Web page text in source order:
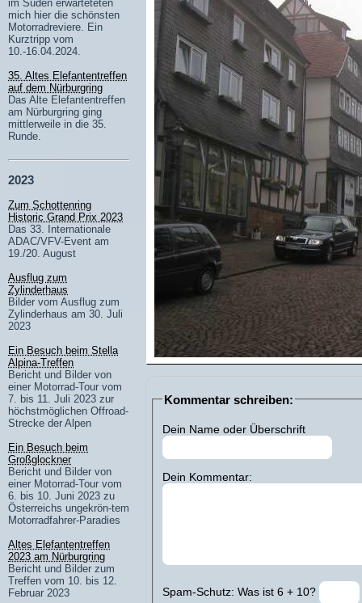
im Süden erwarteteten
mich hier die schönsten
Motorradreviere. Ein
Kurztripp vom
10.-16.04.2024.
35. Altes Elefantentreffen
auf dem Nürburgring
Das Alte Elefantentreffen
am Nürburgring ging
mittlerweile in die 35.
Runde.
2023
Zum Schottenring
Historic Grand Prix 2023
Das 33. Internationale
ADAC/VFV-Event am
19./20. August
Ausflug zum
Zylinderhaus
Bilder vom Ausflug zum
Zylinderhaus am 30. Juli
2023
Ein Besuch beim Stella
Alpina-Treffen
Bericht und Bilder von
einer Motorrad-Tour vom
7. bis 11. Juli 2023 zur
höchstmöglichen Offroad-
Strecke der Alpen
Ein Besuch beim
Großglockner
Bericht und Bilder von
einer Motorrad-Tour vom
6. bis 10. Juni 2023 zu
Österreichs ungekrön-tem
Motorradfahrer-Paradies
Altes Elefantentreffen
2023 am Nürburgring
Bericht und Bilder zum
Treffen vom 10. bis 12.
Februar 2023
Kommentar schreiben:
Dein Name oder Überschrift
Dein Kommentar:
Spam-Schutz: Was ist 6 + 10?